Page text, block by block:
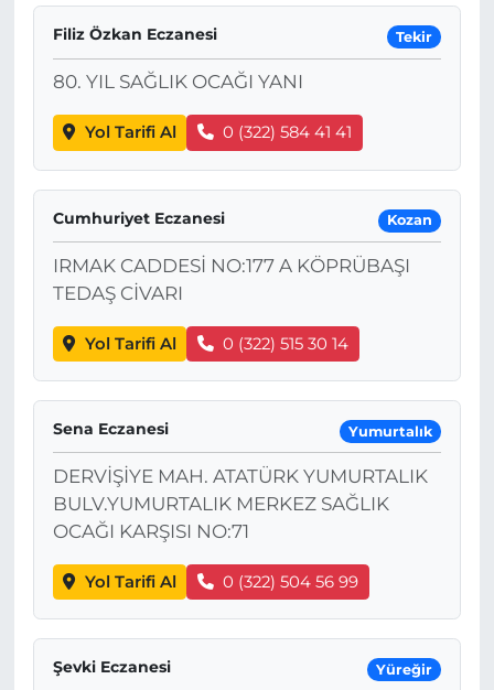
Filiz Özkan Eczanesi Tekir
80. YIL SAĞLIK OCAĞI YANI
Yol Tarifi Al 0 (322) 584 41 41
Cumhuriyet Eczanesi Kozan
IRMAK CADDESİ NO:177 A KÖPRÜBAŞI
TEDAŞ CİVARI
Yol Tarifi Al 0 (322) 515 30 14
Sena Eczanesi Yumurtalık
DERVİŞİYE MAH. ATATÜRK YUMURTALIK
BULV.YUMURTALIK MERKEZ SAĞLIK
OCAĞI KARŞISI NO:71
Yol Tarifi Al 0 (322) 504 56 99
Şevki Eczanesi Yüreğir